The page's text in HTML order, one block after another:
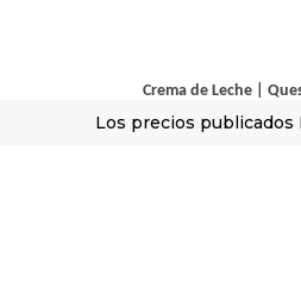
Crema de Leche
Los precios publicados